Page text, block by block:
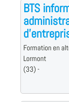
BTS
Formation en
Lormont
(33) -